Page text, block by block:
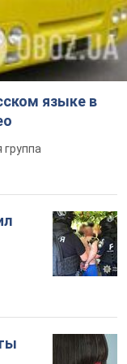
языке в